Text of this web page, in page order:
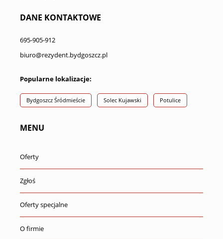
DANE KONTAKTOWE
695-905-912
biuro@rezydent.bydgoszcz.pl
Popularne lokalizacje:
Bydgoszcz Śródmieście Solec Kujawski Potulice
MENU
Oferty
Zgłoś
Oferty specjalne
O firmie